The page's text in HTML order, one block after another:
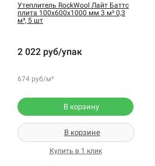
Утеплитель RockWool Лайт Баттс
плита 100х600х1000 мм 3 м² 0,3
м³, 5 шт
2 022 руб/упак
674 руб/м²
В корзину
В корзине
Купить в 1 клик